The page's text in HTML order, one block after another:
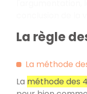
La règle
La méthode
La méthode des